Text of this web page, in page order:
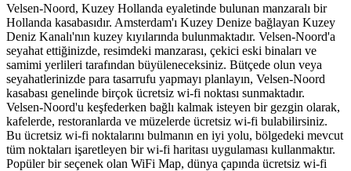
Velsen-Noord, Kuzey Hollanda eyaletinde bulunan manzaralı bir
Hollanda kasabasıdır. Amsterdam'ı Kuzey Denize bağlayan Kuzey
Deniz Kanalı'nın kuzey kıyılarında bulunmaktadır. Velsen-Noord'a
seyahat ettiğinizde, resimdeki manzarası, çekici eski binaları ve
samimi yerlileri tarafından büyüleneceksiniz. Bütçede olun veya
seyahatlerinizde para tasarrufu yapmayı planlayın, Velsen-Noord
kasabası genelinde birçok ücretsiz wi-fi noktası sunmaktadır.
Velsen-Noord'u keşfederken bağlı kalmak isteyen bir gezgin olarak,
kafelerde, restoranlarda ve müzelerde ücretsiz wi-fi bulabilirsiniz.
Bu ücretsiz wi-fi noktalarını bulmanın en iyi yolu, bölgedeki mevcut
tüm noktaları işaretleyen bir wi-fi haritası uygulaması kullanmaktır.
Popüler bir seçenek olan WiFi Map, dünya çapında ücretsiz wi-fi